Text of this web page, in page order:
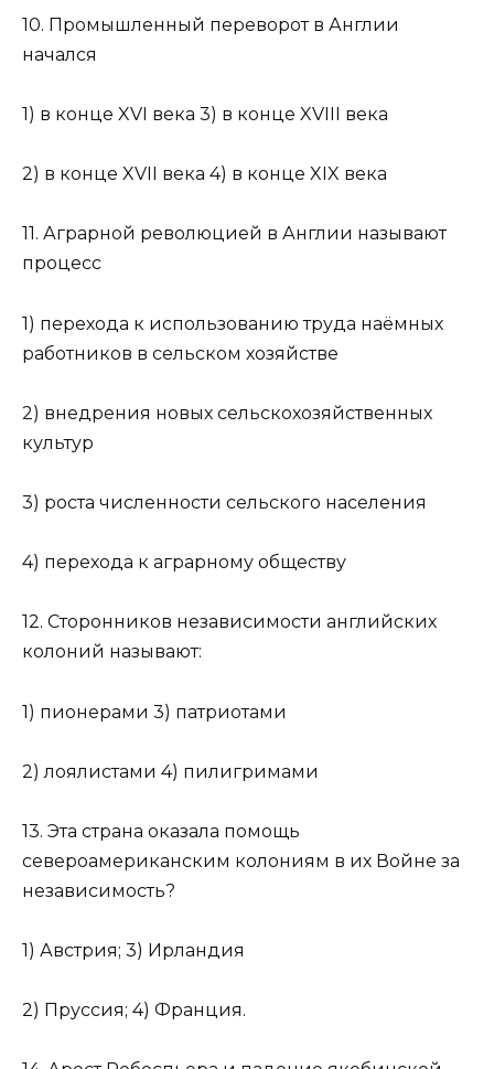
10. Промышленный переворот в Англии
начался
1) в конце XVI века 3) в конце XVIII века
2) в конце XVII века 4) в конце XIX века
11. Аграрной революцией в Англии называют
процесс
1) перехода к использованию труда наёмных
работников в сельском хозяйстве
2) внедрения новых сельскохозяйственных
культур
3) роста численности сельского населения
4) перехода к аграрному обществу
12. Сторонников независимости английских
колоний называют:
1) пионерами 3) патриотами
2) лоялистами 4) пилигримами
13. Эта страна оказала помощь
североамериканским колониям в их Войне за
независимость?
1) Австрия; 3) Ирландия
2) Пруссия; 4) Франция.